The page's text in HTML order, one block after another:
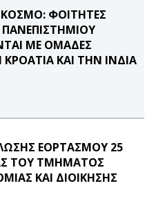
ΦΟΙΤΗΤΕΣ
ΜΕ ΟΜΑΔΕΣ
ΚΑΙ ΤΗΝ ΙΝΔΙΑ
ΕΟΡΤΑΣΜΟΥ 25
ΤΟΥ ΤΜΗΜΑΤΟΣ
ΚΑΙ ΔΙΟΙΚΗΣΗΣ